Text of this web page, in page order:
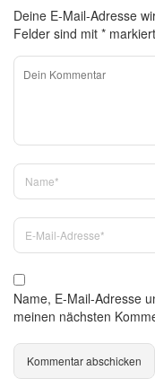
Deine E-Mail-Adresse
Felder sind mit * markiert
Name, E-Mail-Adresse
meinen nächsten